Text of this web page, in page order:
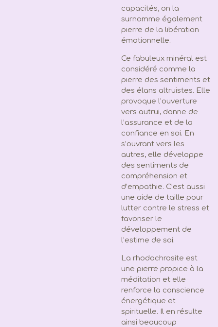
capacités, on la
surnomme également
pierre de la libération
émotionnelle.
Ce fabuleux minéral est
considéré comme la
pierre des sentiments et
des élans altruistes. Elle
provoque l’ouverture
vers autrui, donne de
l’assurance et de la
confiance en soi. En
s’ouvrant vers les
autres, elle développe
des sentiments de
compréhension et
d’empathie. C’est aussi
une aide de taille pour
lutter contre le stress et
favoriser le
développement de
l’estime de soi.
La rhodochrosite est
une pierre propice à la
méditation et elle
renforce la conscience
énergétique et
spirituelle. Il en résulte
ainsi beaucoup